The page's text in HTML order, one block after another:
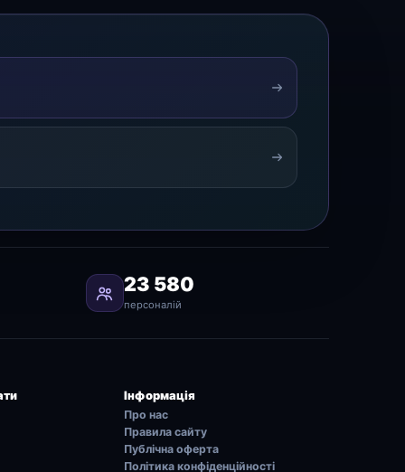
23 580
персоналій
Інформація
Про нас
Правила сайту
Публічна оферта
Політика конфіденційності